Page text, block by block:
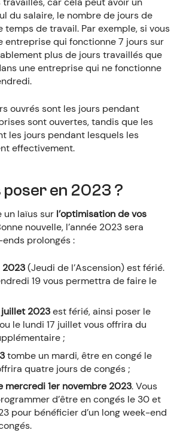
du salaire, le nombre de jours de
temps de travail. Par exemple, si vous
entreprise qui fonctionne 7 jours sur
plus de jours travaillés que
une entreprise qui ne fonctionne
ouvrés sont les jours pendant
sont ouvertes, tandis que les
les jours pendant lesquels les
effectivement.
poser en 2023 ?
un laïus sur l’optimisation de vos
nouvelle, l’année 2023 sera
prolongés :
2023(Jeudi de l’Ascension) est férié.
19 vous permettra de faire le
juillet 2023est férié, ainsi poser le
le lundi 17 juillet vous offrira du
;
tombe un mardi, être en congé le
quatre jours de congés ;
mercredi 1er novembre 2023. Vous
d’être en congés le 30 et
pour bénéficier d’un long week-end